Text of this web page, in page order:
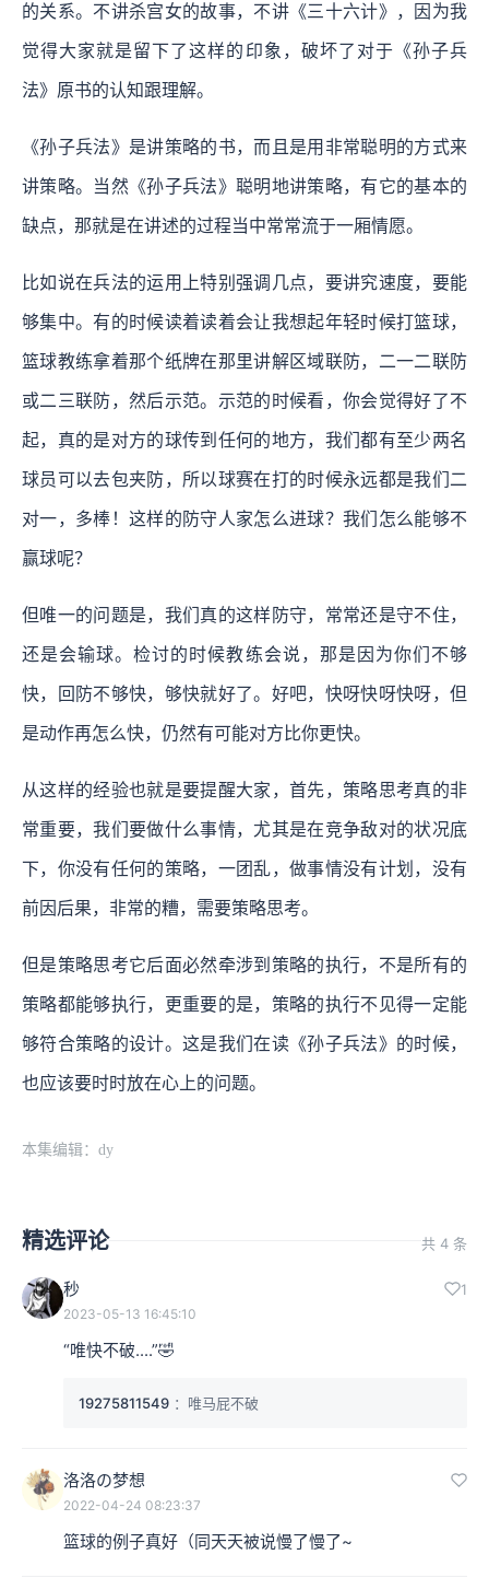
的关系。不讲杀宫女的故事，不讲《三十六计》，因为我
觉得大家就是留下了这样的印象，破坏了对于《孙子兵
法》原书的认知跟理解。
《孙子兵法》是讲策略的书，而且是用非常聪明的方式来
讲策略。当然《孙子兵法》聪明地讲策略，有它的基本的
缺点，那就是在讲述的过程当中常常流于一厢情愿。
比如说在兵法的运用上特别强调几点，要讲究速度，要能
够集中。有的时候读着读着会让我想起年轻时候打篮球，
篮球教练拿着那个纸牌在那里讲解区域联防，二一二联防
或二三联防，然后示范。示范的时候看，你会觉得好了不
起，真的是对方的球传到任何的地方，我们都有至少两名
球员可以去包夹防，所以球赛在打的时候永远都是我们二
对一，多棒！这样的防守人家怎么进球？我们怎么能够不
赢球呢？
但唯一的问题是，我们真的这样防守，常常还是守不住，
还是会输球。检讨的时候教练会说，那是因为你们不够
快，回防不够快，够快就好了。好吧，快呀快呀快呀，但
是动作再怎么快，仍然有可能对方比你更快。
从这样的经验也就是要提醒大家，首先，策略思考真的非
常重要，我们要做什么事情，尤其是在竞争敌对的状况底
下，你没有任何的策略，一团乱，做事情没有计划，没有
前因后果，非常的糟，需要策略思考。
但是策略思考它后面必然牵涉到策略的执行，不是所有的
策略都能够执行，更重要的是，策略的执行不见得一定能
够符合策略的设计。这是我们在读《孙子兵法》的时候，
也应该要时时放在心上的问题。
本集编辑：dy
精选评论 共 4 条
秒 1
2023-05-13 16:45:10
“唯快不破....”🤣
19275811549 ：唯马屁不破
洛洛の梦想
2022-04-24 08:23:37
篮球的例子真好（同天天被说慢了慢了~